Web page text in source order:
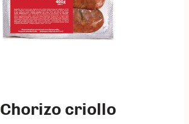
Chorizo criollo